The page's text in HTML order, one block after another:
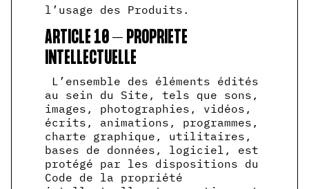
l’usage des Produits.
ARTICLE 10 – PROPRIETE
INTELLECTUELLE
L’ensemble des éléments édités
au sein du Site, tels que sons,
images, photographies, vidéos,
écrits, animations, programmes,
charte graphique, utilitaires,
bases de données, logiciel, est
protégé par les dispositions du
Code de la propriété